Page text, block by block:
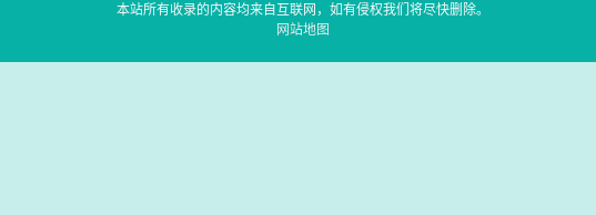
本站所有收录的内容均来自互联网，如有侵权我们将尽快删除。
网站地图